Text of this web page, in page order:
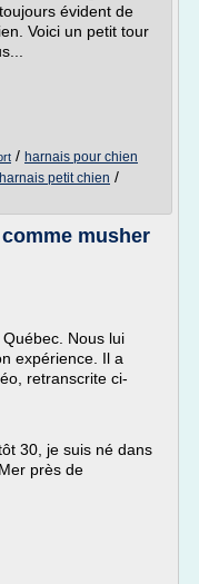
évident de
Voici un petit tour
/ harnais pour chien
harnais petit chien /
musher
Nous lui
expérience. Il a
retranscrite ci-
30, je suis né dans
près de